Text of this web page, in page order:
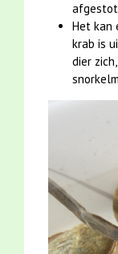
Het kan
krab is
dier